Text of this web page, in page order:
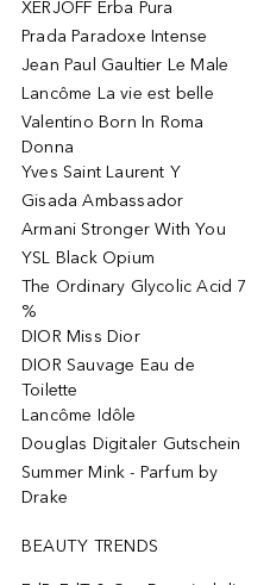
XERJOFF Erba Pura
Prada Paradoxe Intense
Jean Paul Gaultier Le Male
Lancôme La vie est belle
Valentino Born In Roma
Donna
Yves Saint Laurent Y
Gisada Ambassador
Armani Stronger With You
YSL Black Opium
The Ordinary Glycolic Acid 7
%
DIOR Miss Dior
DIOR Sauvage Eau de
Toilette
Lancôme Idôle
Douglas Digitaler Gutschein
Summer Mink - Parfum by
Drake
BEAUTY TRENDS